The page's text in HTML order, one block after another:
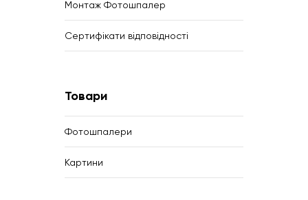
Монтаж Фотошпалер
Сертифікати відповідності
Товари
Фотошпалери
Картини